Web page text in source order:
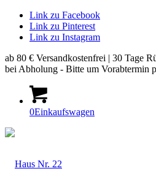
Link zu Facebook
Link zu Pinterest
Link zu Instagram
ab 80 € Versandkostenfrei | 30 Tage
bei Abholung - Bitte um Vorabtermin
0Einkaufswagen